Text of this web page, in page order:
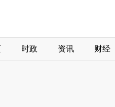
时政 资讯 财经